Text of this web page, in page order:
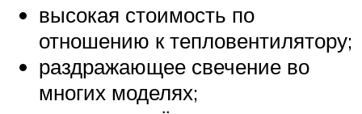
высокая стоимость по
отношению к тепловентилятору;
раздражающее свечение во
многих моделях;